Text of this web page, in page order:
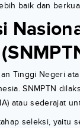
baik dan
Tinggi Negeri
SNMPTN
atau sederajat
seleksi, yaitu